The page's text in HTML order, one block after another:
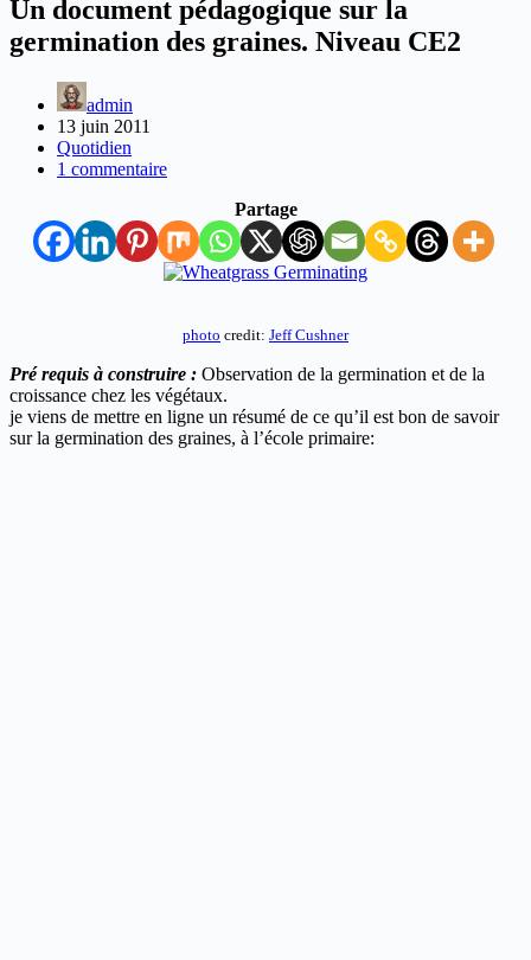
Un document pédagogique sur la
germination des graines. Niveau CE2
admin
13 juin 2011
Quotidien
1 commentaire
Partage
photo credit: Jeff Cushner
Pré requis à construire : Observation de la germination et de la
croissance chez les végétaux.
je viens de mettre en ligne un résumé de ce qu’il est bon de savoir
sur la germination des graines, à l’école primaire: